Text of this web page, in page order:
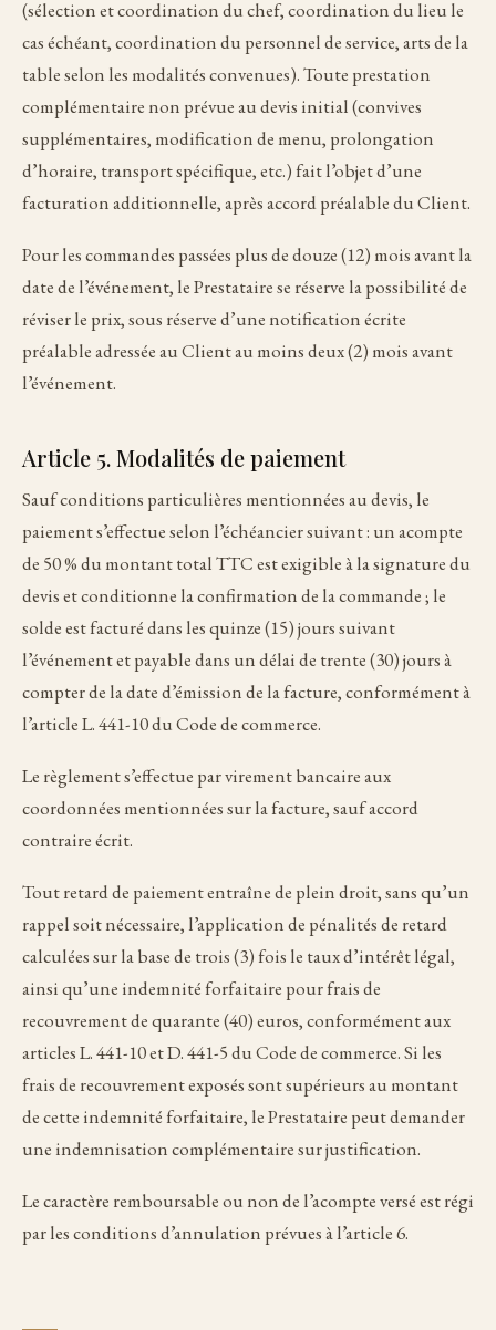
(sélection et coordination du chef, coordination du lieu le
cas échéant, coordination du personnel de service, arts de la
table selon les modalités convenues). Toute prestation
complémentaire non prévue au devis initial (convives
supplémentaires, modification de menu, prolongation
d’horaire, transport spécifique, etc.) fait l’objet d’une
facturation additionnelle, après accord préalable du Client.
Pour les commandes passées plus de douze (12) mois avant la
date de l’événement, le Prestataire se réserve la possibilité de
réviser le prix, sous réserve d’une notification écrite
préalable adressée au Client au moins deux (2) mois avant
l’événement.
Article 5. Modalités de paiement
Sauf conditions particulières mentionnées au devis, le
paiement s’effectue selon l’échéancier suivant : un acompte
de 50 % du montant total TTC est exigible à la signature du
devis et conditionne la confirmation de la commande ; le
solde est facturé dans les quinze (15) jours suivant
l’événement et payable dans un délai de trente (30) jours à
compter de la date d’émission de la facture, conformément à
l’article L. 441-10 du Code de commerce.
Le règlement s’effectue par virement bancaire aux
coordonnées mentionnées sur la facture, sauf accord
contraire écrit.
Tout retard de paiement entraîne de plein droit, sans qu’un
rappel soit nécessaire, l’application de pénalités de retard
calculées sur la base de trois (3) fois le taux d’intérêt légal,
ainsi qu’une indemnité forfaitaire pour frais de
recouvrement de quarante (40) euros, conformément aux
articles L. 441-10 et D. 441-5 du Code de commerce. Si les
frais de recouvrement exposés sont supérieurs au montant
de cette indemnité forfaitaire, le Prestataire peut demander
une indemnisation complémentaire sur justification.
Le caractère remboursable ou non de l’acompte versé est régi
par les conditions d’annulation prévues à l’article 6.